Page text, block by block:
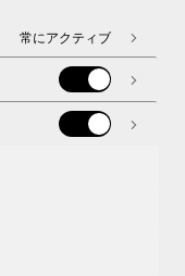
常にアクティブ